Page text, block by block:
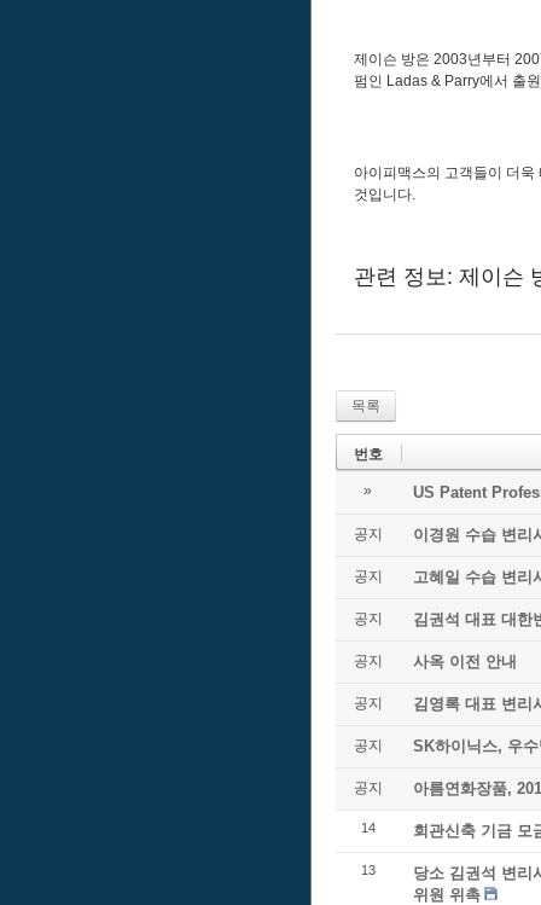
제이슨 방은 2003년부터
펌인 Ladas & Parry에서 출
아이피맥스의 고객들이 더
것입니다.
관련 정보: 제이슨
목록
번호
» US Patent
공지 이경원 수습 변리
공지 고혜일 수습 변리
공지 김권석 대표 대한
공지 사옥 이전 안내
공지 김영록 대표 변리
공지 SK하이닉스, 우
공지 아름연화장품,
14 회관신축 기금 모
13
당소 김권석 변리
위원 위촉